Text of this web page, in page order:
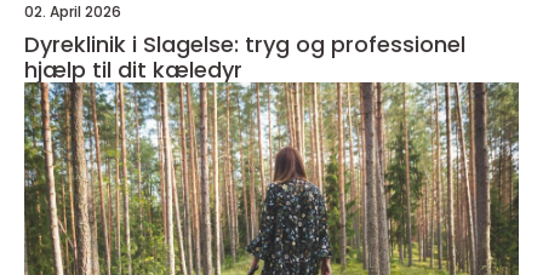
02. April 2026
Dyreklinik i Slagelse: tryg og professionel
hjælp til dit kæledyr